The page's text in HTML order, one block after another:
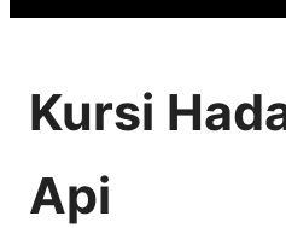
c
Kursi
Api